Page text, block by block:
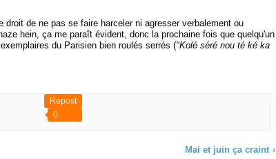
de ne pas se faire harceler ni agresser verbalement ou
hein, ça me paraît évident, donc la prochaine fois que quelqu'un
du Parisien bien roulés serrés ("Kolé séré nou té ké ka
Repost
0
›
Mai et juin ça craint